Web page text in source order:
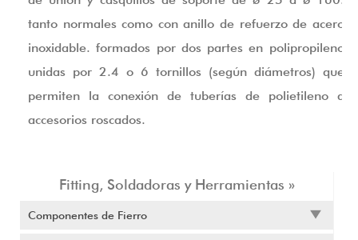
Fitting, Soldadoras y Herramientas »
Componentes de Fierro
tanto normales como con anillo de refuerzo de acero
inoxidable. formados por dos partes en polipropileno
unidas por 2.4 o 6 tornillos (según diámetros) que
permiten la conexión de tuberías de polietileno a
accesorios roscados.